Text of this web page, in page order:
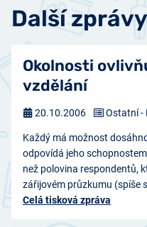
Další zprávy
Okolnosti
vzdělání
Každý má možnost
odpovídá jeho
než polovina respondentů,
zářijovém průzkumu (spíše
Celá tisková zpráva
20.10.2006 Ostatní -